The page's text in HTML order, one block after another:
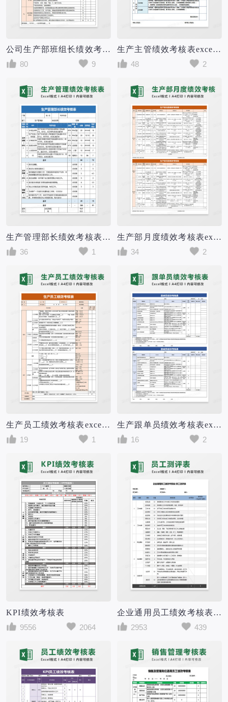
公司生产部班组长绩效考核表excel模板
80
9
生产主管绩效考核表excel模版
48
2
生产管理部长绩效考核表excel模板
36
1
生产部月度绩效考核表excel模版
34
2
生产员工绩效考核表excel模版
19
1
生产跟单员绩效考核表excel模版
16
2
KPI绩效考核表
9556
2064
企业通用员工绩效考核表员工测评Excel表格
2953
439